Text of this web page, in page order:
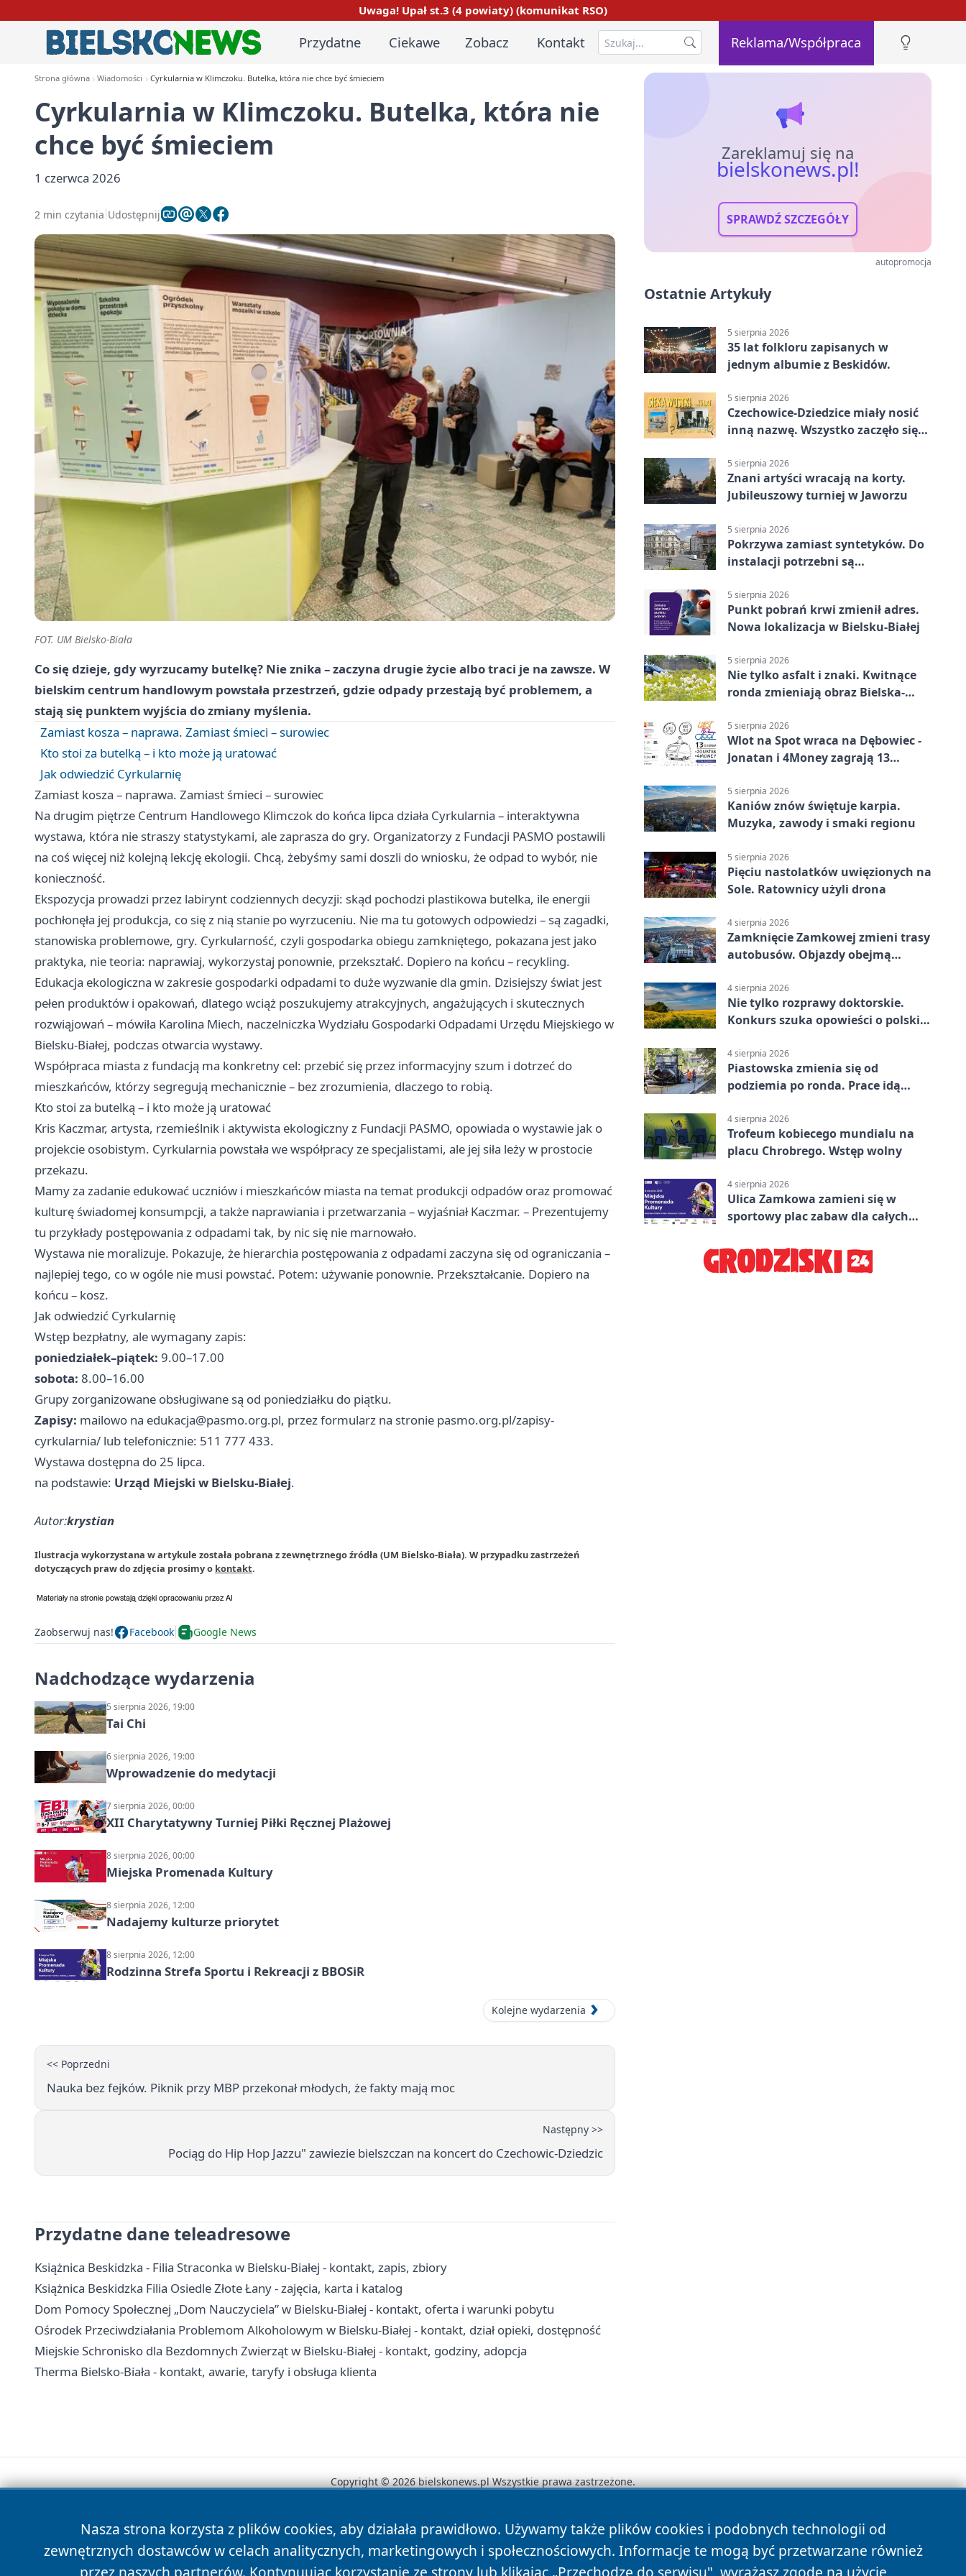
Uwaga! Upał st.3 (4 powiaty) (komunikat RSO)
Przydatne Ciekawe Zobacz Kontakt Reklama/Współpraca
Strona główna Wiadomości Cyrkularnia w Klimczoku. Butelka, która nie chce być śmieciem
Cyrkularnia w Klimczoku. Butelka, która nie
chce być śmieciem
1 czerwca 2026
2 min czytania Udostępnij
FOT. UM Bielsko-Biała
Co się dzieje, gdy wyrzucamy butelkę? Nie znika – zaczyna drugie życie albo traci je na zawsze. W
bielskim centrum handlowym powstała przestrzeń, gdzie odpady przestają być problemem, a
stają się punktem wyjścia do zmiany myślenia.
Zamiast kosza – naprawa. Zamiast śmieci – surowiec
Kto stoi za butelką – i kto może ją uratować
Jak odwiedzić Cyrkularnię
Zamiast kosza – naprawa. Zamiast śmieci – surowiec
Na drugim piętrze Centrum Handlowego Klimczok do końca lipca działa Cyrkularnia – interaktywna
wystawa, która nie straszy statystykami, ale zaprasza do gry. Organizatorzy z Fundacji PASMO postawili
na coś więcej niż kolejną lekcję ekologii. Chcą, żebyśmy sami doszli do wniosku, że odpad to wybór, nie
konieczność.
Ekspozycja prowadzi przez labirynt codziennych decyzji: skąd pochodzi plastikowa butelka, ile energii
pochłonęła jej produkcja, co się z nią stanie po wyrzuceniu. Nie ma tu gotowych odpowiedzi – są zagadki,
stanowiska problemowe, gry. Cyrkularność, czyli gospodarka obiegu zamkniętego, pokazana jest jako
praktyka, nie teoria: naprawiaj, wykorzystaj ponownie, przekształć. Dopiero na końcu – recykling.
Edukacja ekologiczna w zakresie gospodarki odpadami to duże wyzwanie dla gmin. Dzisiejszy świat jest
pełen produktów i opakowań, dlatego wciąż poszukujemy atrakcyjnych, angażujących i skutecznych
rozwiąjowań – mówiła Karolina Miech, naczelniczka Wydziału Gospodarki Odpadami Urzędu Miejskiego w
Bielsku‑Białej, podczas otwarcia wystawy.
Współpraca miasta z fundacją ma konkretny cel: przebić się przez informacyjny szum i dotrzeć do
mieszkańców, którzy segregują mechanicznie – bez zrozumienia, dlaczego to robią.
Kto stoi za butelką – i kto może ją uratować
Kris Kaczmar, artysta, rzemieślnik i aktywista ekologiczny z Fundacji PASMO, opowiada o wystawie jak o
projekcie osobistym. Cyrkularnia powstała we współpracy ze specjalistami, ale jej siła leży w prostocie
przekazu.
Mamy za zadanie edukować uczniów i mieszkańców miasta na temat produkcji odpadów oraz promować
kulturę świadomej konsumpcji, a także naprawiania i przetwarzania – wyjaśniał Kaczmar. – Prezentujemy
tu przykłady postępowania z odpadami tak, by nic się nie marnowało.
Wystawa nie moralizuje. Pokazuje, że hierarchia postępowania z odpadami zaczyna się od ograniczania –
najlepiej tego, co w ogóle nie musi powstać. Potem: używanie ponownie. Przekształcanie. Dopiero na
końcu – kosz.
Jak odwiedzić Cyrkularnię
Wstęp bezpłatny, ale wymagany zapis:
poniedziałek–piątek: 9.00–17.00
sobota: 8.00–16.00
Grupy zorganizowane obsługiwane są od poniedziałku do piątku.
Zapisy: mailowo na edukacja@pasmo.org.pl, przez formularz na stronie pasmo.org.pl/zapisy-
cyrkularnia/ lub telefonicznie: 511 777 433.
Wystawa dostępna do 25 lipca.
na podstawie: Urząd Miejski w Bielsku-Białej.
Autor:krystian
Ilustracja wykorzystana w artykule została pobrana z zewnętrznego źródła (UM Bielsko-Biała). W przypadku zastrzeżeń
dotyczących praw do zdjęcia prosimy o kontakt.
Zaobserwuj nas! Facebook Google News
Nadchodzące wydarzenia
5 sierpnia 2026, 19:00
Tai Chi
6 sierpnia 2026, 19:00
Wprowadzenie do medytacji
7 sierpnia 2026, 00:00
XII Charytatywny Turniej Piłki Ręcznej Plażowej
8 sierpnia 2026, 00:00
Miejska Promenada Kultury
8 sierpnia 2026, 12:00
Nadajemy kulturze priorytet
8 sierpnia 2026, 12:00
Rodzinna Strefa Sportu i Rekreacji z BBOSiR
Kolejne wydarzenia
<< Poprzedni
Nauka bez fejków. Piknik przy MBP przekonał młodych, że fakty mają moc
Następny >>
Pociąg do Hip Hop Jazzu" zawiezie bielszczan na koncert do Czechowic-Dziedzic
Przydatne dane teleadresowe
Książnica Beskidzka - Filia Straconka w Bielsku-Białej - kontakt, zapis, zbiory
Książnica Beskidzka Filia Osiedle Złote Łany - zajęcia, karta i katalog
Dom Pomocy Społecznej „Dom Nauczyciela” w Bielsku-Białej - kontakt, oferta i warunki pobytu
Ośrodek Przeciwdziałania Problemom Alkoholowym w Bielsku-Białej - kontakt, dział opieki, dostępność
Miejskie Schronisko dla Bezdomnych Zwierząt w Bielsku-Białej - kontakt, godziny, adopcja
Therma Bielsko-Biała - kontakt, awarie, taryfy i obsługa klienta
Zareklamuj się na
bielskonews.pl!
SPRAWDŹ SZCZEGÓŁY
autopromocja
Ostatnie Artykuły
5 sierpnia 2026
35 lat folkloru zapisanych w
jednym albumie z Beskidów.
5 sierpnia 2026
Czechowice-Dziedzice miały nosić
inną nazwę. Wszystko zaczęło się
5 sierpnia 2026
Znani artyści wracają na korty.
Jubileuszowy turniej w Jaworzu
5 sierpnia 2026
Pokrzywa zamiast syntetyków. Do
instalacji potrzebni są
5 sierpnia 2026
Punkt pobrań krwi zmienił adres.
Nowa lokalizacja w Bielsku-Białej
5 sierpnia 2026
Nie tylko asfalt i znaki. Kwitnące
ronda zmieniają obraz Bielska-
5 sierpnia 2026
Wlot na Spot wraca na Dębowiec -
Jonatan i 4Money zagrają 13
5 sierpnia 2026
Kaniów znów świętuje karpia.
Muzyka, zawody i smaki regionu
5 sierpnia 2026
Pięciu nastolatków uwięzionych na
Sole. Ratownicy użyli drona
4 sierpnia 2026
Zamknięcie Zamkowej zmieni trasy
autobusów. Objazdy obejmą
4 sierpnia 2026
Nie tylko rozprawy doktorskie.
Konkurs szuka opowieści o polskiej
4 sierpnia 2026
Piastowska zmienia się od
podziemia po ronda. Prace idą
4 sierpnia 2026
Trofeum kobiecego mundialu na
placu Chrobrego. Wstęp wolny
4 sierpnia 2026
Ulica Zamkowa zamieni się w
sportowy plac zabaw dla całych
Nasza strona korzysta z plików cookies, aby działała prawidłowo. Używamy także plików cookies i podobnych technologii od
zewnętrznych dostawców w celach analitycznych, marketingowych i społecznościowych. Informacje te mogą być przetwarzane również
przez naszych partnerów. Kontynuując korzystanie ze strony lub klikając „Przechodzę do serwisu", wyrażasz zgodę na użycie
Copyright © 2026 bielskonews.pl Wszystkie prawa zastrzeżone.
News Autorzy Polityka Prywatności Polityka Cookies